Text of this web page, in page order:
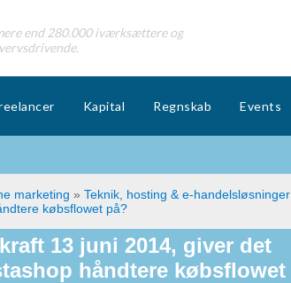
end 280.000 iværksættere og
Kapital Regnskab Events
marketing » Teknik, hosting & e-handelsløsninger
købsflowet på?
13 juni 2014, giver det
håndtere købsflowet